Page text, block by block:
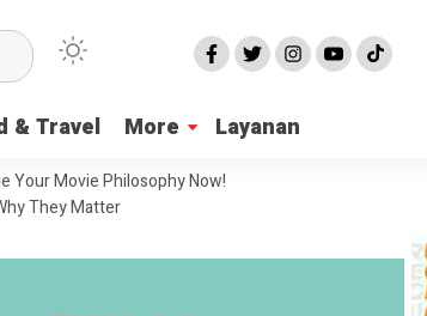
& Travel More Layanan
Your Movie Philosophy Now!
They Matter